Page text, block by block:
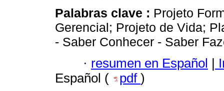
Palabras clave : Projeto
Gerencial; Projeto de Vida;
- Saber Conhecer - Saber
· resumen en Español |
Español (
pdf )